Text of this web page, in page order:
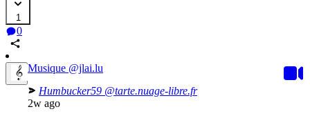
1
0
Musique @jlai.lu
Humbucker59 @tarte.nuage-libre.fr
2w ago